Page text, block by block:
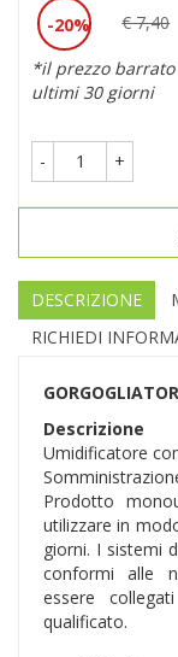
20% € 7,40
*il prezzo
ultimi 30 giorni
- +
DESCRIZIONE
RICHIEDI
Descrizione
Umidificatore
Prodotto
utilizzare in
giorni. I sistemi
conformi alle
essere
qualificato.